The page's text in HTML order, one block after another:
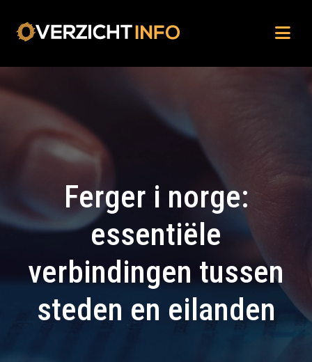
Ferger i norge:
essentiële
verbindingen tussen
steden en eilanden